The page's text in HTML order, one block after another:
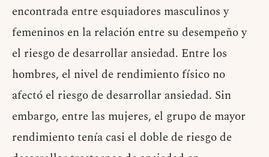
encontrada entre esquiadores masculinos y
femeninos en la relación entre su desempeño y
el riesgo de desarrollar ansiedad. Entre los
hombres, el nivel de rendimiento físico no
afectó el riesgo de desarrollar ansiedad. Sin
embargo, entre las mujeres, el grupo de mayor
rendimiento tenía casi el doble de riesgo de